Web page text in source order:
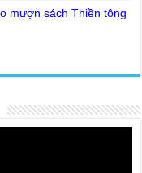
mượn sách Thiền tông